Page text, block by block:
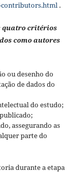
contributors.html.
quatro critérios
como autores
ou desenho do
de dados do
do estudo;
assegurando as
parte do
durante a etapa